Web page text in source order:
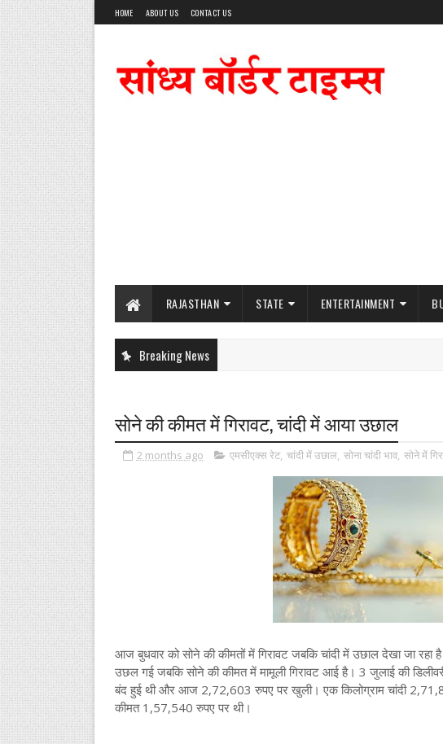
HOME ABOUT US CONTACT US
RAJASTHAN STATE ENTERTAINMENT
Breaking News
सोने की कीमत में गिरावट, चांदी में आया उछाल
2 months ago एमसीएक्स रेट, चांदी में उछाल, सोना चांदी भाव, सोने में
आज बुधवार को सोने की कीमतों में गिरावट जबकि चांदी में उछाल देखा जा रहा
उछल गई जबकि सोने की कीमत में मामूली गिरावट आई है। 3 जुलाई की
बंद हुई थी और आज 2,72,603 रुपए पर खुली। एक किलोग्राम चांदी
कीमत 1,57,540 रुपए पर थी।